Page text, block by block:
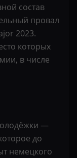
состав
провал
2023.
которых
в числе
—
до
немецкого